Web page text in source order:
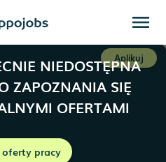
menu
NIEDOSTĘPNA
ZAPOZNANIA SIĘ
OFERTAMI
oferty pracy
Aplikuj